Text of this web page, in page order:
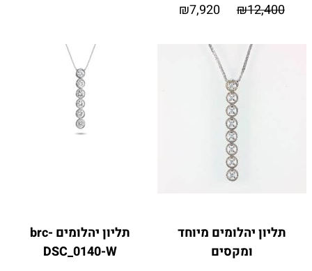
₪12,400
₪7,920
תליון יהלומים מיוחד
ומקסים
תליון יהלומים brc-
DSC_0140-W